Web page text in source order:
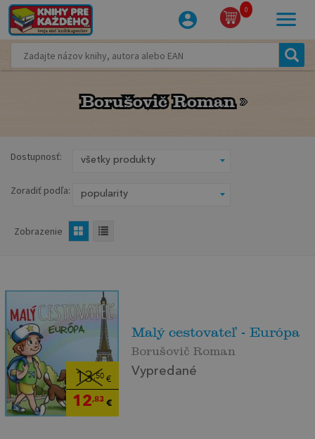
0
Borušovič Roman
Borušovič Roman
Dostupnosť:
Zoradiť podľa:
Zobrazenie
13,50€
12,83€
Malý cestovateľ - Európa
Borušovič Roman
Vypredané